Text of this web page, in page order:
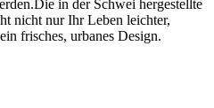
in der Schwei hergestellte
nicht nur Ihr Leben leichter,
frisches, urbanes Design.